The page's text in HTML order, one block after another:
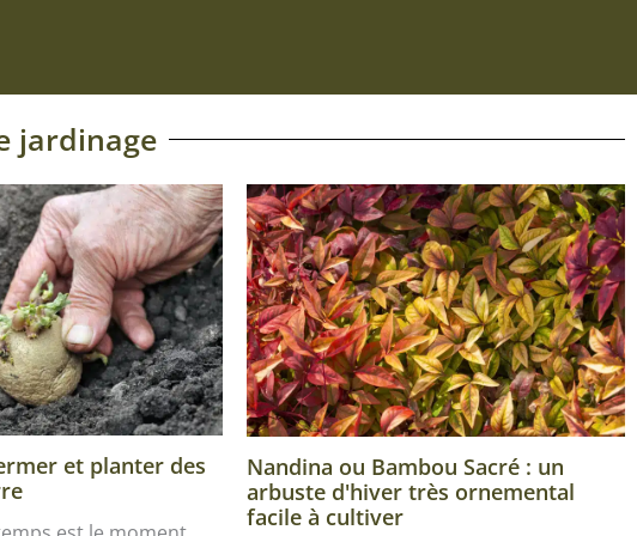
jardinage
et planter des
Nandina ou Bambou Sacré : un
arbuste d'hiver très ornemental
facile à cultiver